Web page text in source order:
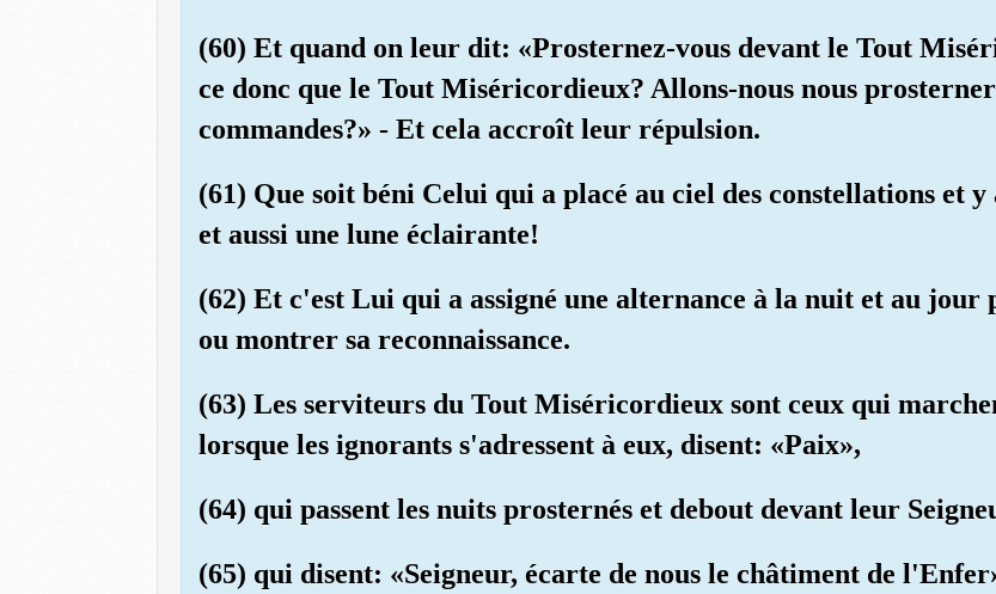
(60) Et quand on leur dit: «Prosternez-vous devant le Tout
ce donc que le Tout Miséricordieux? Allons-nous nous
commandes?» - Et cela accroît leur répulsion.
(61) Que soit béni Celui qui a placé au ciel des constellations et
et aussi une lune éclairante!
(62) Et c'est Lui qui a assigné une alternance à la nuit et au
ou montrer sa reconnaissance.
(63) Les serviteurs du Tout Miséricordieux sont ceux qui
lorsque les ignorants s'adressent à eux, disent: «Paix»,
(64) qui passent les nuits prosternés et debout devant leur
(65) qui disent: «Seigneur, écarte de nous le châtiment de